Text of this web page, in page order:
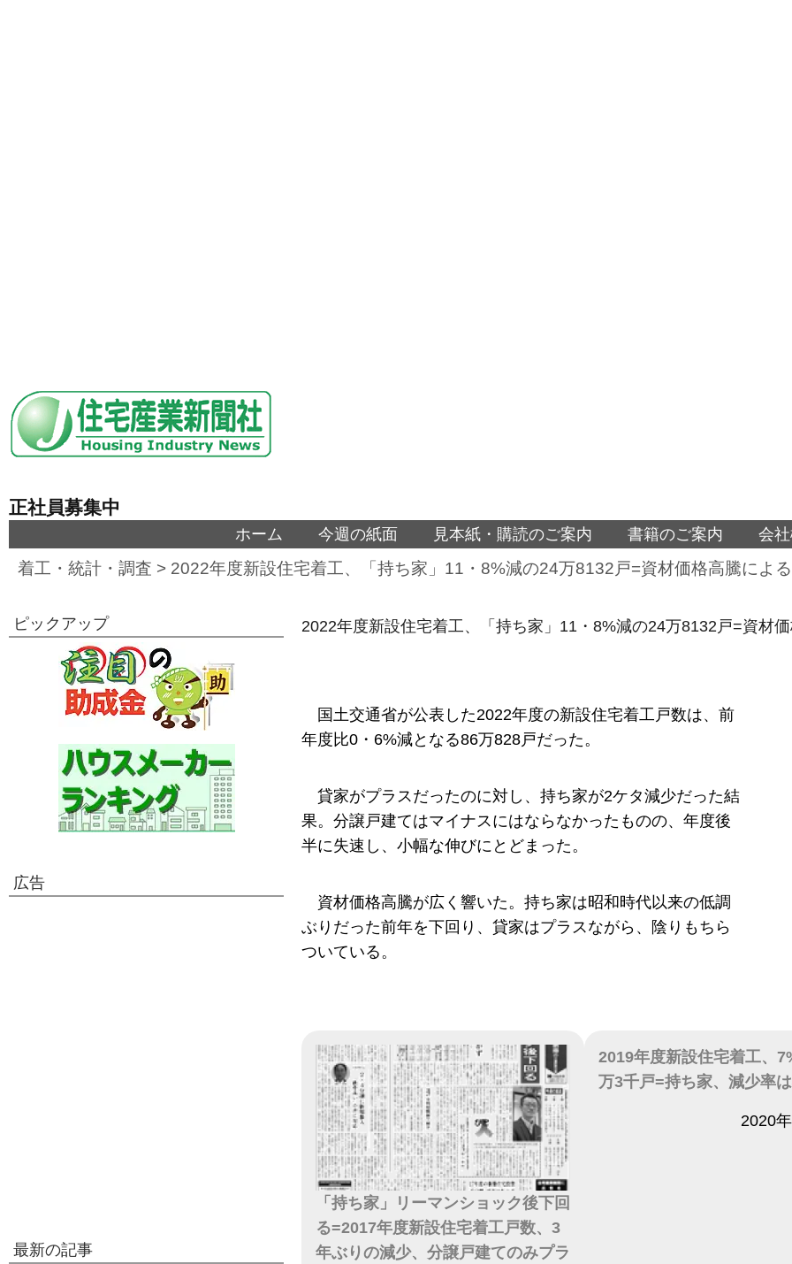
正社員募集中
ホーム 今週の紙面 見本紙・購読のご案内 書籍のご案内 会
着工・統計・調査 > 2022年度新設住宅着工、「持ち家」11・8%減の24万8132戸=資材価格高騰によ
2022年度新設住宅着工、「持ち家」11・8%減の24万8132戸=資材
国土交通省が公表した2022年度の新設住宅着工戸数は、前
年度比0・6%減となる86万828戸だった。
貸家がプラスだったのに対し、持ち家が2ケタ減少だった結
果。分譲戸建てはマイナスにはならなかったものの、年度後
半に失速し、小幅な伸びにとどまった。
資材価格高騰が広く響いた。持ち家は昭和時代以来の低調
ぶりだった前年を下回り、貸家はプラスながら、陰りもちら
ついている。
「持ち家」リーマンショック後下回
る=2017年度新設住宅着工戸数、3
年ぶりの減少、分譲戸建てのみプラ
2019年度新設住宅着工、
万3千戸=持ち家、減少率
2020
ピックアップ
広告
最新の記事